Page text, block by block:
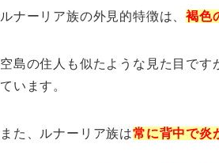
ルナーリア族の外見的特徴は、褐色
空島の住人も似たような見た目で
ています。
また、ルナーリア族は常に背中で炎